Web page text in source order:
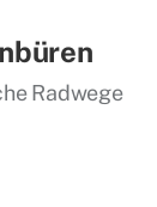
Radwege